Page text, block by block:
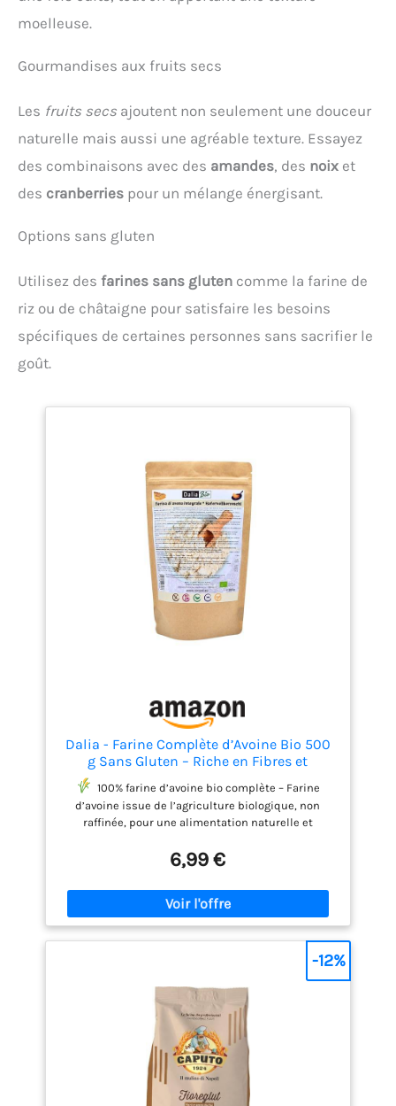
moelleuse.
Gourmandises aux fruits secs
Les fruits secs ajoutent non seulement une douceur
naturelle mais aussi une agréable texture. Essayez
des combinaisons avec des amandes, des noix et
des cranberries pour un mélange énergisant.
Options sans gluten
Utilisez des farines sans gluten comme la farine de
riz ou de châtaigne pour satisfaire les besoins
spécifiques de certaines personnes sans sacrifier le
goût.
Dalia - Farine Complète d’Avoine Bio 500
g Sans Gluten – Riche en Fibres et
Protéines, Origine Italie, Idéale pour Pain,
Porridge et Recettes
100% farine d’avoine bio complète – Farine
d’avoine issue de l’agriculture biologique, non
raffinée, pour une alimentation naturelle et
Parfaite pour une alimentation saine, vegan et sans
pains maison, gâteaux, porridges et smoothies.
Source Naturelle d'Énergie – Riche en protéines
végétales, parfaite pour sportifs.
Origine Italie &
sélectionnées avec soin pour garantir goût, qualité
Sachet refermable 500g –
Pratique et fraîcheur préservée, idéal pour les
régimes végétariens et végétaliens.
6,99 €
-12%